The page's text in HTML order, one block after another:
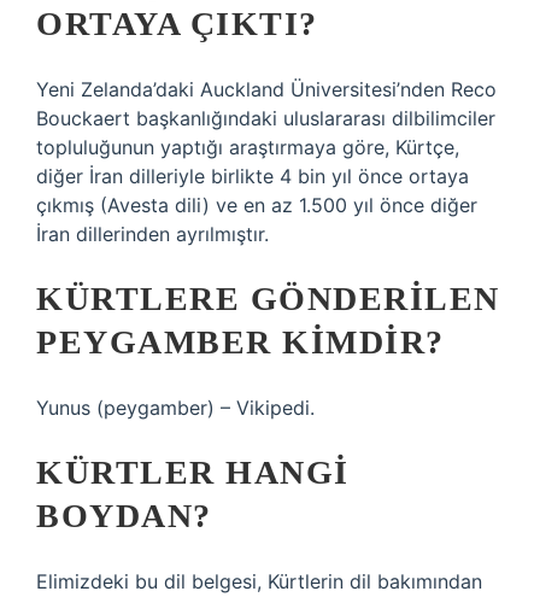
ORTAYA ÇIKTI?
Yeni Zelanda’daki Auckland Üniversitesi’nden Reco
Bouckaert başkanlığındaki uluslararası dilbilimciler
topluluğunun yaptığı araştırmaya göre, Kürtçe,
diğer İran dilleriyle birlikte 4 bin yıl önce ortaya
çıkmış (Avesta dili) ve en az 1.500 yıl önce diğer
İran dillerinden ayrılmıştır.
KÜRTLERE GÖNDERILEN
PEYGAMBER KIMDIR?
Yunus (peygamber) – Vikipedi.
KÜRTLER HANGI
BOYDAN?
Elimizdeki bu dil belgesi, Kürtlerin dil bakımından